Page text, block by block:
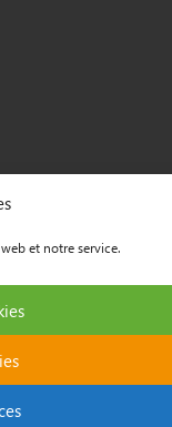
et notre service.